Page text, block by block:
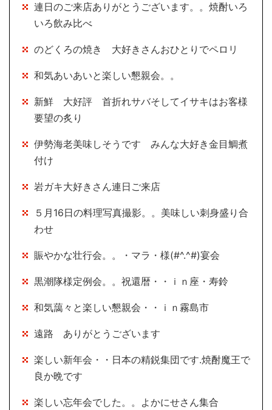
連日のご来店ありがとうございます。。焼酎いろ
いろ飲み比べ
のどくろの焼き 大好きさんおひとりでペロリ
和気あいあいと楽しい懇親会。。
新鮮 大好評 首折れサバそしてイサキはお客様
要望の炙り
伊勢海老美味しそうです みんな大好き金目鯛煮
付け
岩ガキ大好きさん連日ご来店
５月16日の料理写真撮影。。美味しい刺身盛り合
わせ
賑やかな壮行会。。・マラ・様(#^.^#)宴会
黒潮隊様定例会。。祝還暦・・ｉｎ座・寿鈴
和気藹々と楽しい懇親会・・ｉｎ霧島市
遠路 ありがとうございます
楽しい新年会・・日本の精鋭集団です.焼酎魔王で
良か晩です
楽しい忘年会でした。。よかにせさん集合